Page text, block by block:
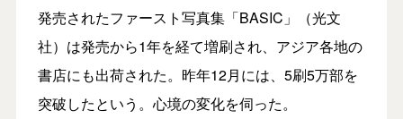
発売されたファースト写真集「BASIC」（光文
社）は発売から1年を経て増刷され、アジア各地の
書店にも出荷された。昨年12月には、5刷5万部を
突破したという。心境の変化を伺った。